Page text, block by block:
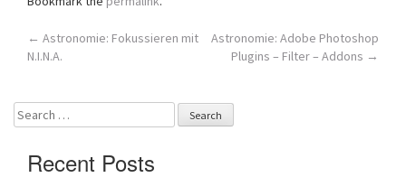
Post
← Astronomie: Fokussieren mit
N.I.N.A.
Astronomie: Adobe Photoshop
Plugins – Filter – Addons →
Search
for:
Recent Posts